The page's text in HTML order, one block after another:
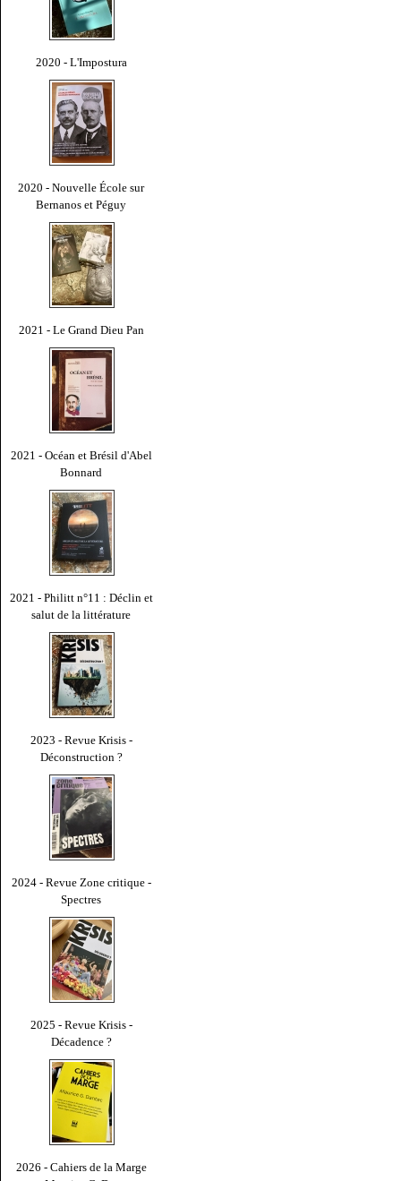
2020 - L'Impostura
2020 - Nouvelle École sur
Bernanos et Péguy
2021 - Le Grand Dieu Pan
2021 - Océan et Brésil d'Abel
Bonnard
2021 - Philitt n°11 : Déclin et
salut de la littérature
2023 - Revue Krisis -
Déconstruction ?
2024 - Revue Zone critique -
Spectres
2025 - Revue Krisis -
Décadence ?
2026 - Cahiers de la Marge